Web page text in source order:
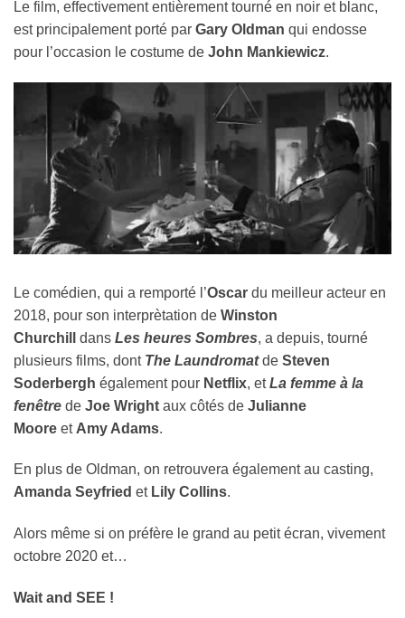
Le film, effectivement entièrement tourné en noir et blanc,
est principalement porté par Gary Oldman qui endosse
pour l’occasion le costume de John Mankiewicz.
Le comédien, qui a remporté l’Oscar du meilleur acteur en
2018, pour son interprètation de Winston
Churchill
dans Les heures Sombres, a depuis, tourné
plusieurs films, dont The Laundromatde Steven
Soderbergh également pour Netflix, etLa femme à la
fenêtre de Joe Wright aux côtés de Julianne
Moore et Amy Adams.
En plus de Oldman, on retrouvera également au casting,
Amanda Seyfried et Lily Collins.
Alors même si on préfère le grand au petit écran, vivement
octobre 2020 et…
Wait and SEE !